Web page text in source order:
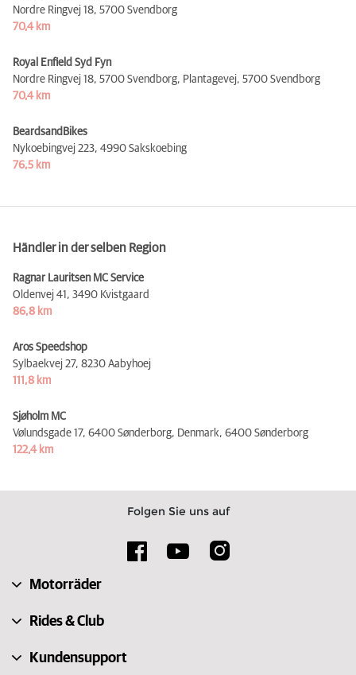
Nordre Ringvej 18, 5700 Svendborg
70,4 km
Royal Enfield Syd Fyn
Nordre Ringvej 18, 5700 Svendborg, Plantagevej, 5700 Svendborg
70,4 km
BeardsandBikes
Nykoebingvej 223, 4990 Sakskoebing
76,5 km
Händler in der selben Region
Ragnar Lauritsen MC Service
Oldenvej 41, 3490 Kvistgaard
86,8 km
Aros Speedshop
Sylbaekvej 27, 8230 Aabyhoej
111,8 km
Sjøholm MC
Vølundsgade 17, 6400 Sønderborg, Denmark, 6400 Sønderborg
122,4 km
Folgen Sie uns auf
Motorräder
Rides & Club
Kundensupport